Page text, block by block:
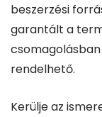
beszerzési
garantált a
rendelhető.
Kerülje az